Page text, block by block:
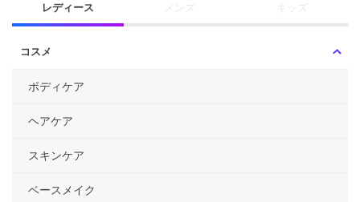
レディース メンズ キッズ
コスメ
ボディケア
ヘアケア
スキンケア
ベースメイク